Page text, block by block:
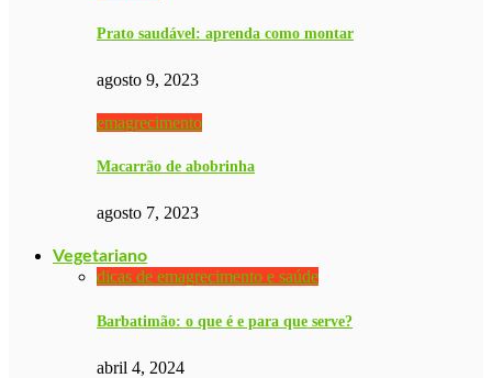
Prato saudável: aprenda como montar
agosto 9, 2023
emagrecimento
Macarrão de abobrinha
agosto 7, 2023
Vegetariano
dicas de emagrecimento e saúde
Barbatimão: o que é e para que serve?
abril 4, 2024